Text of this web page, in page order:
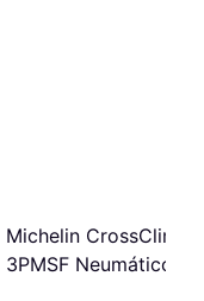
Michelin
3PMSF Neumáticos